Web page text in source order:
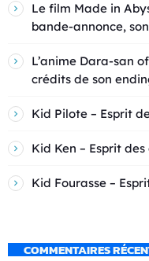
Le film Made in
bande-annonce,
L’anime Dara-san
crédits de son
Kid Pilote – Esprit
Kid Ken – Esprit
Kid Fourasse –
COMMENTAIRES